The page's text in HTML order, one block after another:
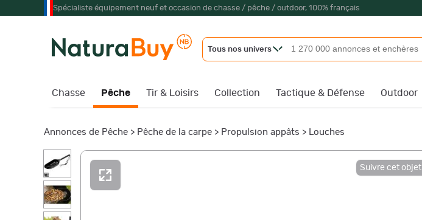
Spécialiste équipement neuf et occasion de chasse / pêche / outdoor, 100% français
Tous nos univers
Chasse Pêche Tir & Loisirs Collection Tactique & Défense Outdoor
Annonces de Pêche > Pêche de la carpe > Propulsion appâts > Louches
Suivre cet objet